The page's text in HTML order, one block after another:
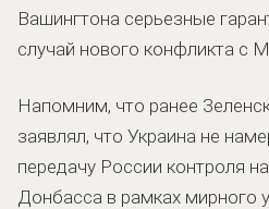
Вашингтона серьезные
случай нового конфликта с
Напомним, что ранее
заявлял, что Украина не
передачу России контроля
Донбасса в рамках мирного